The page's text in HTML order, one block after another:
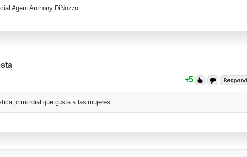
Agent Anthony DiNozzo
+5
primordial que gusta a las mujeres.